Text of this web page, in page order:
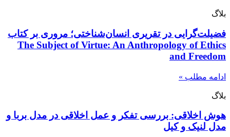
بلاگ
فضیلت‌گرایی در تقریری انسان‌شناختی؛ مروری بر کتاب
The Subject of Virtue: An Anthropology of Ethics
and Freedom
ادامه مطلب »
بلاگ
هوش اخلاقی: بررسی تفکر و عمل اخلاقی در مدل‌‌ بربا و
مدل لنیک و کیل